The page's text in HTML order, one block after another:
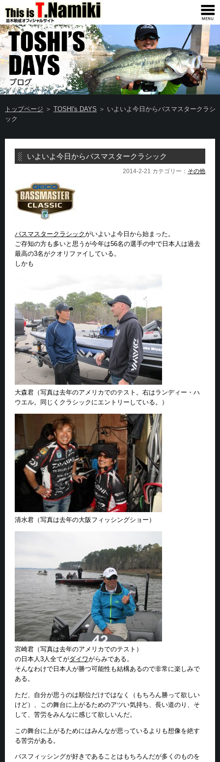
トップページ ＞ TOSHI's DAYS ＞ いよいよ今日からバスマスタークラシ
ック
いよいよ今日からバスマスタークラシック
2014-2-21 カテゴリー： その他
バスマスタークラシックがいよいよ今日から始まった。
ご存知の方も多いと思うが今年は56名の選手の中で日本人は過去
最高の3名がクオリファイしている。
しかも
大森君（写真は去年のアメリカでのテスト。右はランディー・ハ
ウエル。同じくクラシックにエントリーしている。）
清水君（写真は去年の大阪フィッシングショー）
宮崎君（写真は去年のアメリカでのテスト）
の日本人3人全てがダイワがらみである。
そんなわけで日本人が勝つ可能性も結構あるので非常に楽しみで
ある。
ただ、自分が思うのは順位だけではなく（もちろん勝って欲しい
けど）、この舞台に上がるためのアツい気持ち、長い道のり、そ
して、苦労をみんなに感じて欲しいんだ。
この舞台に上がるためにはみんなが思っているよりも想像を絶す
る苦労がある。
バスフィッシングが好きであることはもちろんだが多くのものを